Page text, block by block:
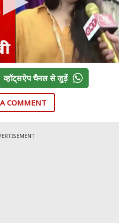
व्हॉट्सऐप चैनल से जुड़ें
COMMENT